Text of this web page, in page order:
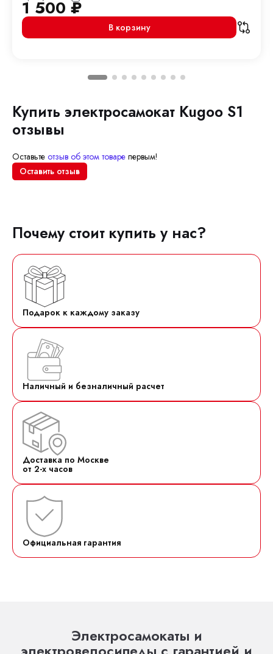
1 500₽
В корзину
Купить электросамокат Kugoo S1
отзывы
Оставьте отзыв об этом товаре первым!
Оставить отзыв
Почему стоит купить у нас?
Подарок к каждому заказу
Наличный и безналичный расчет
Доставка по Москве
от 2-х часов
Официальная гарантия
Электросамокаты и